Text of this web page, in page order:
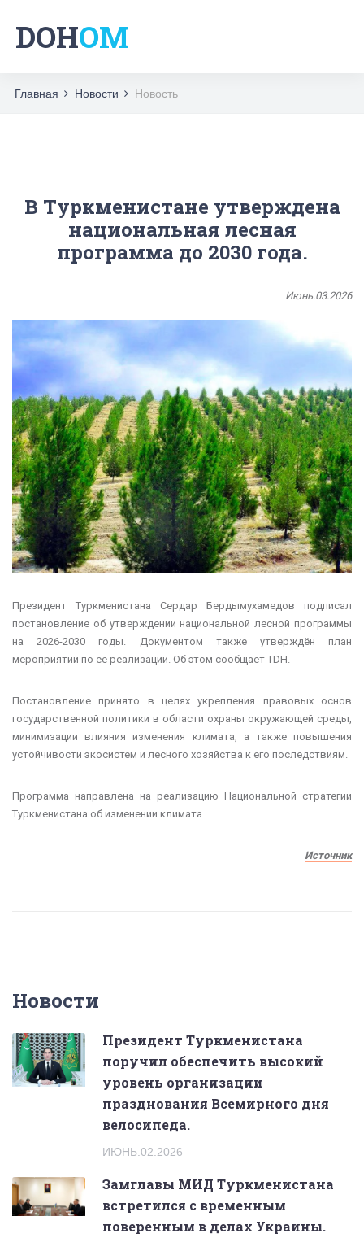
DOHOM
Главная Новости Новость
В Туркменистане утверждена
национальная лесная
программа до 2030 года.
Июнь.03.2026
Президент Туркменистана Сердар Бердымухамедов подписал
постановление об утверждении национальной лесной программы
на 2026-2030 годы. Документом также утверждён план
мероприятий по её реализации. Об этом сообщает TDH.
Постановление принято в целях укрепления правовых основ
государственной политики в области охраны окружающей среды,
минимизации влияния изменения климата, а также повышения
устойчивости экосистем и лесного хозяйства к его последствиям.
Программа направлена на реализацию Национальной стратегии
Туркменистана об изменении климата.
Источник
Новости
Президент Туркменистана
поручил обеспечить высокий
уровень организации
празднования Всемирного дня
велосипеда.
ИЮНЬ.02.2026
Замглавы МИД Туркменистана
встретился с временным
поверенным в делах Украины.